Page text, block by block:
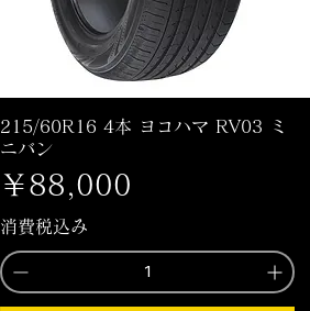
215/60R16 4本 ヨコハマ RV03 ミ
ニバン
価格
￥88,000
消費税込み